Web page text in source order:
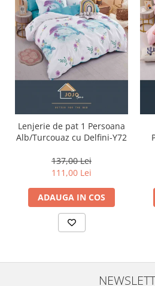
Lenjerie de pat 1 Persoana
Alb/Turcouaz cu Delfini-Y72
137,00 Lei
111,00 Lei
ADAUGA IN COS